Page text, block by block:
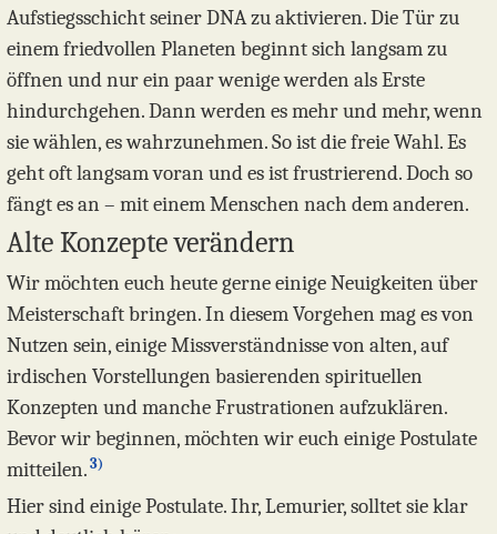
Aufstiegsschicht seiner DNA zu aktivieren. Die Tür zu
einem friedvollen Planeten beginnt sich langsam zu
öffnen und nur ein paar wenige werden als Erste
hindurchgehen. Dann werden es mehr und mehr, wenn
sie wählen, es wahrzunehmen. So ist die freie Wahl. Es
geht oft langsam voran und es ist frustrierend. Doch so
fängt es an – mit einem Menschen nach dem anderen.
Alte Konzepte verändern
Wir möchten euch heute gerne einige Neuigkeiten über
Meisterschaft bringen. In diesem Vorgehen mag es von
Nutzen sein, einige Missverständnisse von alten, auf
irdischen Vorstellungen basierenden spirituellen
Konzepten und manche Frustrationen aufzuklären.
Bevor wir beginnen, möchten wir euch einige Postulate
mitteilen. 3)
Hier sind einige Postulate. Ihr, Lemurier, solltet sie klar